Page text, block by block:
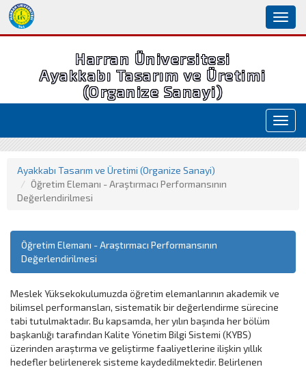
Harran Üniversitesi
Ayakkabı Tasarım ve Üretimi
(Organize Sanayi)
Ayakkabı Tasarım ve Üretimi (Organize Sanayi)
Öğretim Elemanı - Araştırmacı Performansının
Değerlendirilmesi
Öğretim Elemanı - Araştırmacı Performansının
Değerlendirilmesi
Meslek Yüksekokulumuzda öğretim elemanlarının akademik ve
bilimsel performansları, sistematik bir değerlendirme sürecine
tabi tutulmaktadır. Bu kapsamda, her yılın başında her bölüm
başkanlığı tarafından Kalite Yönetim Bilgi Sistemi (KYBS)
üzerinden araştırma ve geliştirme faaliyetlerine ilişkin yıllık
hedefler belirlenerek sisteme kaydedilmektedir. Belirlenen